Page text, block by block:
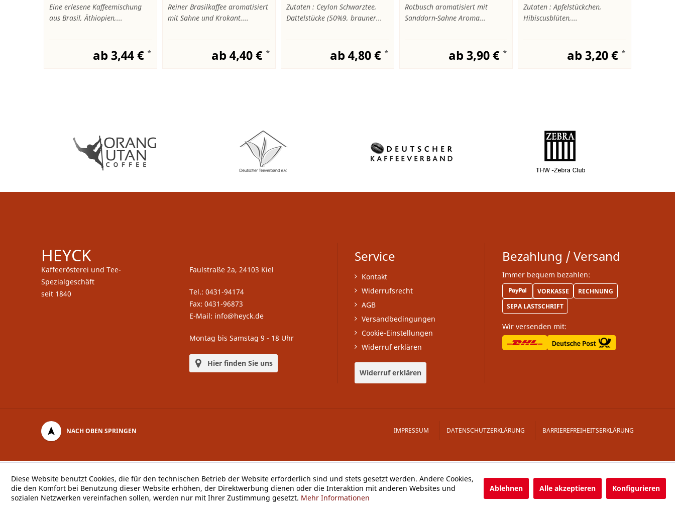
Eine erlesene Kaffeemischung
aus Brasil, Äthiopien,...
ab 3,44 € *
Reiner Brasilkaffee aromatisiert
mit Sahne und Krokant....
ab 4,40 € *
Zutaten : Ceylon Schwarztee,
Dattelstücke (50%9, brauner...
ab 4,80 € *
Rotbusch aromatisiert mit
Sanddorn-Sahne Aroma...
ab 3,90 € *
Zutaten : Apfelstückchen,
Hibiscusblüten,...
ab 3,20 € *
HEYCK
Kaffeerösterei und Tee-
Spezialgeschäft
seit 1840
Faulstraße 2a, 24103 Kiel
Tel.: 0431-94174
Fax: 0431-96873
E-Mail: info@heyck.de
Montag bis Samstag 9 - 18 Uhr
Hier finden Sie uns
Service
Kontakt
Widerrufsrecht
AGB
Versandbedingungen
Cookie-Einstellungen
Widerruf erklären
Widerruf erklären
Bezahlung / Versand
Immer bequem bezahlen:
VORKASSE
RECHNUNG
SEPA LASTSCHRIFT
Wir versenden mit:
NACH OBEN SPRINGEN IMPRESSUM DATENSCHUTZERKLÄRUNG BARRIEREFREIHEITSERKLÄRUNG
Diese Website benutzt Cookies, die für den technischen Betrieb der Website erforderlich sind und stets gesetzt werden. Andere Cookies,
die den Komfort bei Benutzung dieser Website erhöhen, der Direktwerbung dienen oder die Interaktion mit anderen Websites und
sozialen Netzwerken vereinfachen sollen, werden nur mit Ihrer Zustimmung gesetzt. Mehr Informationen
Ablehnen Alle akzeptieren Konfigurieren